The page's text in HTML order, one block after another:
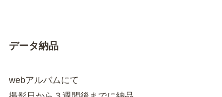
データ納品
webアルバムにて